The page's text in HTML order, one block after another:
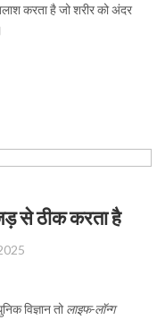
करता है जो शरीर को अंदर
से ठीक करता है
विज्ञान तोलाइफ-लॉन्ग